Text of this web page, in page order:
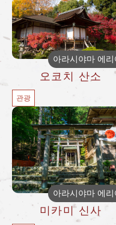
아라시야마 에리
오코치 산소
관광
아라시야마 에리
미카미 신사